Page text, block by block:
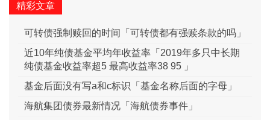
精彩文章
可转债强制赎回的时间「可转债都有强赎条款的吗」
近10年纯债基金平均年收益率「2019年多只中长期
纯债基金收益率超5 最高收益率38 95 」
基金后面没有写a和c标识「基金名称后面的字母」
海航集团债券最新情况「海航债券事件」